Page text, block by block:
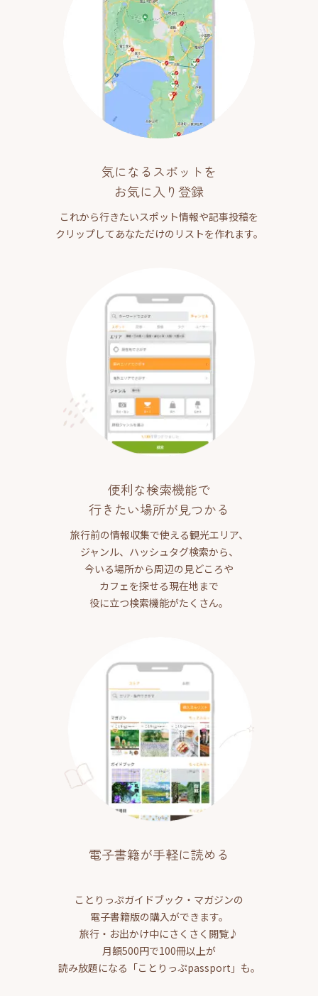
気になるスポットを
お気に入り登録
これから行きたいスポット情報や記事投稿を
クリップしてあなただけのリストを作れます。
便利な検索機能で
行きたい場所が見つかる
旅行前の情報収集で使える観光エリア、
ジャンル、ハッシュタグ検索から、
今いる場所から周辺の見どころや
カフェを探せる現在地まで
役に立つ検索機能がたくさん。
電子書籍が手軽に読める
ことりっぷガイドブック・マガジンの
電子書籍版の購入ができます。
旅行・お出かけ中にさくさく閲覧♪
月額500円で100冊以上が
読み放題になる「ことりっぷpassport」も。